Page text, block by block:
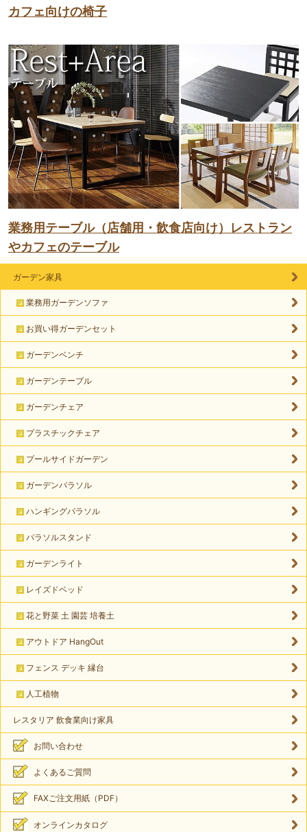
カフェ向けの椅子
業務用テーブル（店舗用・飲食店向け）レストラン
やカフェのテーブル
ガーデン家具
業務用ガーデンソファ
お買い得ガーデンセット
ガーデンベンチ
ガーデンテーブル
ガーデンチェア
プラスチックチェア
プールサイドガーデン
ガーデンパラソル
ハンギングパラソル
パラソルスタンド
ガーデンライト
レイズドベッド
花と野菜 土 園芸 培養土
アウトドア HangOut
フェンス デッキ 縁台
人工植物
レスタリア 飲食業向け家具
お問い合わせ
よくあるご質問
FAXご注文用紙（PDF）
オンラインカタログ